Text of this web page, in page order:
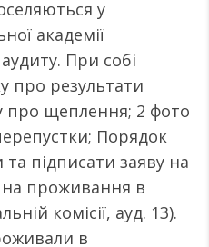
у
академії
При собі
про результати
про щеплення; 2 фото
Порядок
підписати заяву на
на проживання в
комісії, ауд. 13).
в